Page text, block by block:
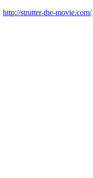
http://strutter-the-movie.com/